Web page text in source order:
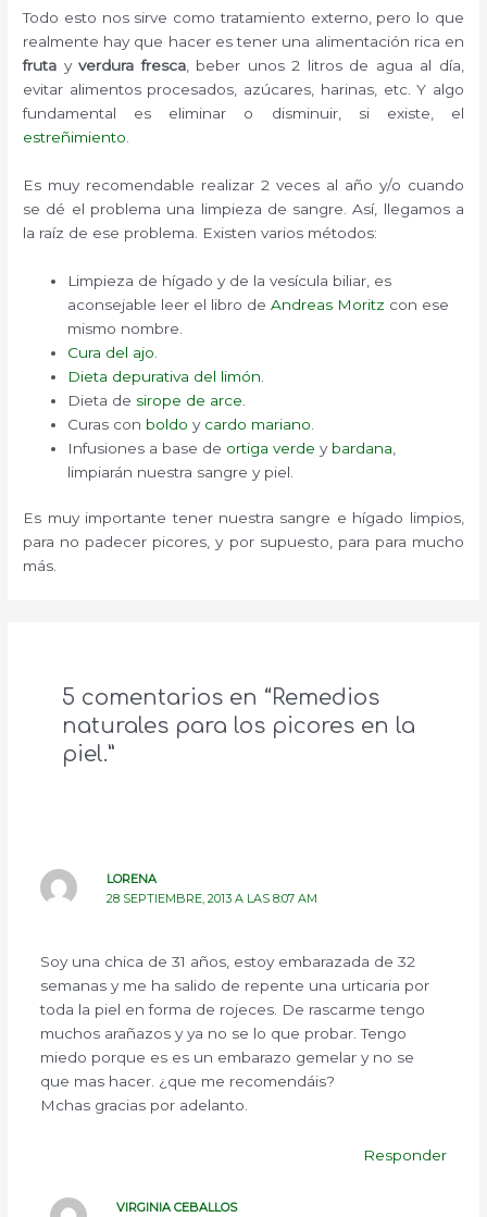
Todo esto nos sirve como tratamiento externo, pero lo que
realmente hay que hacer es tener una alimentación rica en
fruta yverdura fresca, beber unos 2 litros de agua al día,
evitar alimentos procesados, azúcares, harinas, etc. Y algo
fundamental es eliminar o disminuir, si existe, el
estreñimiento
Es muy recomendable realizar 2 veces al año y/o cuando
se dé el problema una limpieza de sangre. Así, llegamos a
la raíz de ese problema. Existen varios métodos:
Limpieza de hígado y de la vesícula biliar, es
aconsejable leer el libro deAndreas Moritz con ese
mismo nombre.
Cura del ajo
Dieta depurativa del limón
Dieta de sirope de arce
Curas con boldo y cardo mariano
Infusiones a base de ortiga verde y bardana
limpiarán nuestra sangre y piel.
Es muy importante tener nuestra sangre e hígado limpios,
para no padecer picores, y por supuesto, para para mucho
más.
5 comentarios en “Remedios
naturales para los picores en la
piel.”
LORENA
28 SEPTIEMBRE, 2013 A LAS 8:07 AM
Soy una chica de 31 años, estoy embarazada de 32
semanas y me ha salido de repente una urticaria por
toda la piel en forma de rojeces. De rascarme tengo
muchos arañazos y ya no se lo que probar. Tengo
miedo porque es es un embarazo gemelar y no se
que mas hacer. ¿que me recomendáis?
Mchas gracias por adelanto.
Responder
VIRGINIA CEBALLOS